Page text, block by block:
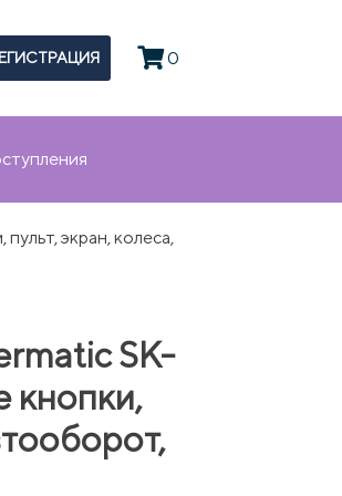
0
экран, колеса,
SK-
кнопки,